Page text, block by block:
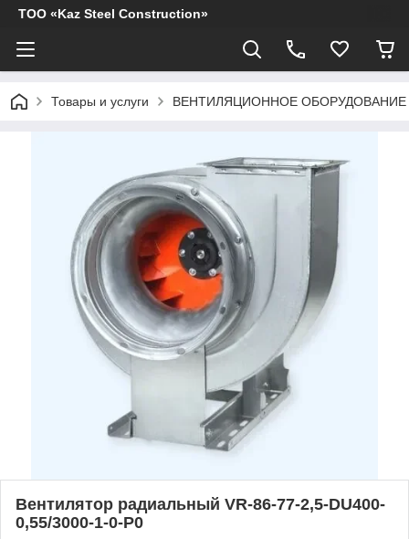
ТОО «Kaz Steel Construction»
Товары и услуги ВЕНТИЛЯЦИОННОЕ ОБОРУДОВАНИЕ
Вентилятор радиальный VR-86-77-2,5-DU400-
0,55/3000-1-0-P0